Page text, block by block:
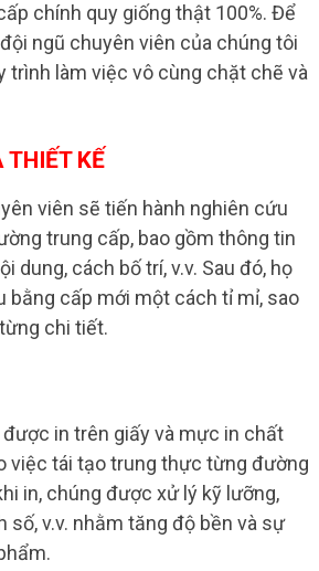
chính quy giống thật 100%. Để
ngũ chuyên viên của chúng tôi
trình làm việc vô cùng chặt chẽ và
THIẾT KẾ
viên sẽ tiến hành nghiên cứu
trung cấp, bao gồm thông tin
dung, cách bố trí, v.v. Sau đó, họ
bằng cấp mới một cách tỉ mỉ, sao
chi tiết.
in trên giấy và mực in chất
việc tái tạo trung thực từng đường
in, chúng được xử lý kỹ lưỡng,
số, v.v. nhằm tăng độ bền và sự